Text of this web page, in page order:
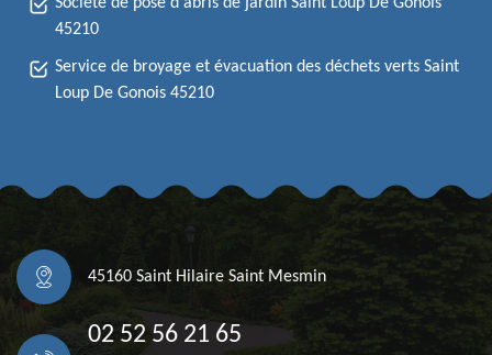
45210
Service de broyage et évacuation des déchets verts Saint
Loup De Gonois 45210
45160 Saint Hilaire Saint Mesmin
02 52 56 21 65